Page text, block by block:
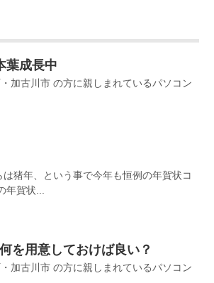
葉成長中
加古川市 の方に親しまれているパソコン
猪年、という事で今年も恒例の年賀状コ
賀状...
を用意しておけば良い？
加古川市 の方に親しまれているパソコン